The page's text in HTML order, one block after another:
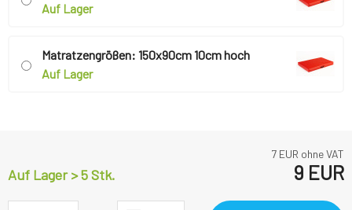
Auf Lager
Matratzengrößen: 150x90cm 10cm hoch
Auf Lager
7 EUR ohne VAT
Auf Lager > 5 Stk. 9 EUR